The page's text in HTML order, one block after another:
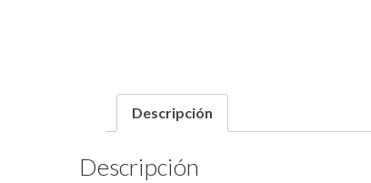
Descripción
Descripción